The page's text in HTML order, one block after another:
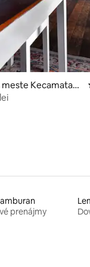
4,92 z 5, počet
meste Kecamatan
prenájmy